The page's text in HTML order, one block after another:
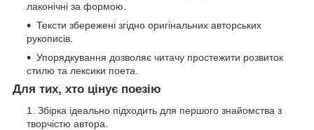
лаконічні за формою.
Тексти збережені згідно оригінальних авторських
рукописів.
Упорядкування дозволяє читачу простежити розвиток
стилю та лексики поета.
Для тих, хто цінує поезію
Збірка ідеально підходить для першого знайомства з
творчістю автора.